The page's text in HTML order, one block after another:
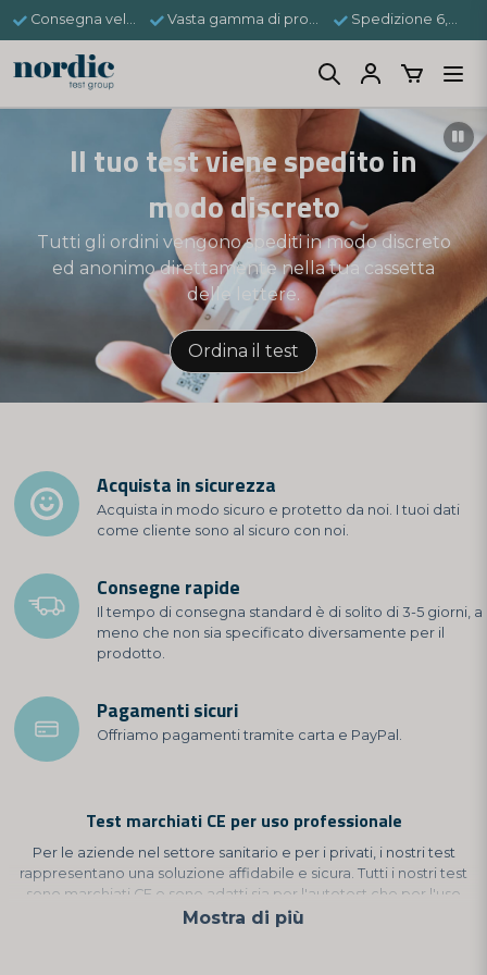
Consegna veloce Vasta gamma di prodotti Spedizione 6,95 €
Il tuo test viene spedito in
modo discreto
Tutti gli ordini vengono spediti in modo discreto
ed anonimo direttamente nella tua cassetta
delle lettere.
Ordina il test
Acquista in sicurezza
Acquista in modo sicuro e protetto da noi. I tuoi dati
come cliente sono al sicuro con noi.
Consegne rapide
Il tempo di consegna standard è di solito di 3-5 giorni, a
meno che non sia specificato diversamente per il
prodotto.
Pagamenti sicuri
Offriamo pagamenti tramite carta e PayPal.
Test marchiati CE per uso professionale
Per le aziende nel settore sanitario e per i privati, i nostri test
rappresentano una soluzione affidabile e sicura. Tutti i nostri test
sono marchiati CE e sono adatti sia per l'autotest che per l'uso
professionale.
Mostra di più